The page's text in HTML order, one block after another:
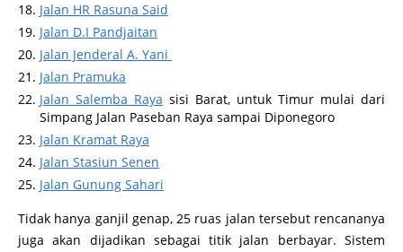
Jalan HR Rasuna Said
Jalan D.I Pandjaitan
Jalan Jenderal A. Yani
Jalan Pramuka
Jalan Salemba Raya sisi Barat, untuk Timur mulai dari
Simpang Jalan Paseban Raya sampai Diponegoro
Jalan Kramat Raya
Jalan Stasiun Senen
Jalan Gunung Sahari
Tidak hanya ganjil genap, 25 ruas jalan tersebut rencananya
juga akan dijadikan sebagai titik jalan berbayar. Sistem